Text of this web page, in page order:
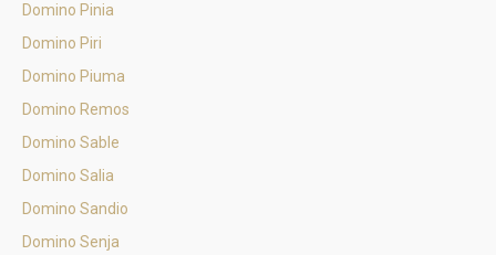
Domino Pinia
Domino Piri
Domino Piuma
Domino Remos
Domino Sable
Domino Salia
Domino Sandio
Domino Senja